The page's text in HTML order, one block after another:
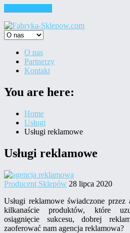
O nas
Partnerzy
Kontakt
You are here:
Home
Usługi
Usługi reklamowe
Usługi reklamowe
Producent Sklepów 28 lipca 2020
Usługi reklamowe świadczone przez
kilkanaście produktów, które
osiągnięcie sukcesu, dobrej
zaoferować nam agencja reklamowa?